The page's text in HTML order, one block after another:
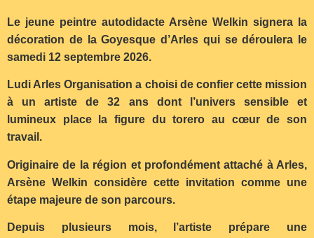
Le jeune peintre autodidacte Arsène Welkin signera la
décoration de la Goyesque d’Arles qui se déroulera le
samedi 12 septembre 2026.
Ludi Arles Organisation a choisi de confier cette mission
à un artiste de 32 ans dont l’univers sensible et
lumineux place la figure du torero au cœur de son
travail.
Originaire de la région et profondément attaché à Arles,
Arsène Welkin considère cette invitation comme une
étape majeure de son parcours.
Depuis plusieurs mois, l’artiste prépare une